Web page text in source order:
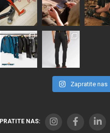
Zapratite nas
PRATITE NAS: